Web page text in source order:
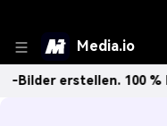
Media.io
100 % kostenlos!